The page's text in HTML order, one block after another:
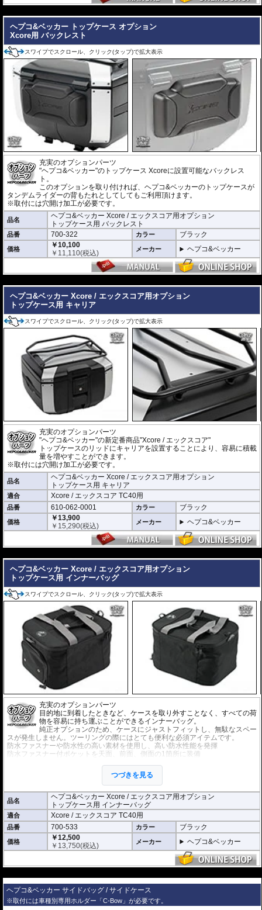
高い耐衝撃性を持つエンジニアリング樹脂と、軽量化を実現する高品質アル
ミニウムを融合。さらにXcore独自のエンボス加工を施すことで、過酷な使
用環境下でも歪まない圧倒的な安定性と高耐久性を実現しました。
また、特別設計された高密閉のリッドシールにより、圧倒的な防塵・防水を
達成。過酷なテストを100%クリアした実績が、突発的な豪雨や水しぶき、
砂埃から大切な荷物を完全に守り抜きます。
スタイリッシュで現代的なアドベンチャーデザイン
印象的なエッジラインと洗練されたモダンなフォルムは、先行して展開され
ているC-Bowキャリア用「XCOREサイドケース」のデザインと完全融合。
象徴的なアルミエンブレムとメカニカルな意匠が、車両全体に調和のとれた
一体感と、プレミアムな高級感をもたらします。
日常を快適にする高い機能性
ヘルメットや日常の荷物をしっかりと収納できる大容量でありながら、使い
勝手にも妥協はありません。
また、持ち運びに便利なキャリーハンドルをケース両側に配置。
さらに、ケース内にはフロアマットを標準装備し、収納した荷物をケース底
面との擦れや衝撃から保護します。
車種別専用キャリアによる確実な取付
車種別専用設計のリアキャリア「スマートラック」をケースホルダーとして
採用。 シンプルでスマートな設計にこだわり、確実な取付が可能です。車体
デザインとの一体感にも優れ、マシンのイメージも損ないません。
製品仕様
豊富なオプションでより使いやすく機能的に
バックレスト、 リッドキャリア
インナップ。
ツーリングスタイルや使用シーンに応じて、さらに快適で機能的な仕様へア
ップグレードできます。
ヘプコ&ベッカー トップケース オプション
Xcore用 バックレスト
スワイプでスクロール、クリック(タップ)で拡大表示
充実のオプションパーツ
"ヘプコ&ベッカー"のトップケース Xcoreに設置可能なバックレス
ト。
このオプションを取り付ければ、ヘプコ&ベッカーのトップケースが
タンデムライダーの背もたれとしてしてもご利用頂けます。
※取付には穴開け加工が必要です。
品名
ヘプコ&ベッカー Xcore / エックスコア用オプション
トップケース用 バックレスト
品番 700-322 カラー ブラック
価格
￥10,100
￥ 11,110(税込) メーカー ヘプコ&ベッカー
ヘプコ&ベッカー Xcore / エックスコア用オプション
トップケース用 キャリア
スワイプでスクロール、クリック(タップ)で拡大表示
充実のオプションパーツ
"ヘプコ&ベッカー"の新定番商品"Xcore / エックスコア"
トップケースのリッドにキャリアを設置することにより、容易に積載
量を増やすことができます。
※取付には穴開け加工が必要です。
品名
ヘプコ&ベッカー Xcore / エックスコア用オプション
トップケース用 キャリア
適合 Xcore / エックスコア TC40用
品番 610-062-0001 カラー ブラック
価格
￥13,900
￥ 15,290(税込) メーカー ヘプコ&ベッカー
ヘプコ&ベッカー Xcore / エックスコア用オプション
トップケース用 インナーバッグ
スワイプでスクロール、クリック(タップ)で拡大表示
充実のオプションパーツ
目的地に到着したときなど、ケースを取り外すことなく、すべての荷
物を容易に持ち運ぶことができるインナーバッグ。
純正オプションのため、ケースにジャストフィットし、無駄なスペー
スが発生しません。ツーリングの際にはとても便利な必須アイテムです。
防水ファスナーや防水性の高い素材を使用し、高い防水性能を発揮
防水ファスナー付ポケットを天面、前面、側面の1箇所に装備
つづきを見る
品名
ヘプコ&ベッカー Xcore / エックスコア用オプション
トップケース用 インナーバッグ
適合 Xcore / エックスコア TC40用
品番 700-533 カラー ブラック
価格
￥12,500
￥ 13,750(税込) メーカー ヘプコ&ベッカー
ヘプコ&ベッカー サイドバッグ / サイドケース
※取付には車種別専用ホルダー「C-Bow」が必要です。